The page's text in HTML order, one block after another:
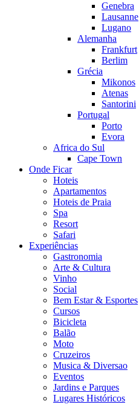
Genebra
Lausanne
Lugano
Alemanha
Frankfurt
Berlim
Grécia
Mikonos
Atenas
Santorini
Portugal
Porto
Evora
Africa do Sul
Cape Town
Onde Ficar
Hoteis
Apartamentos
Hoteis de Praia
Spa
Resort
Safari
Experiências
Gastronomia
Arte & Cultura
Vinho
Social
Bem Estar & Esportes
Cursos
Bicicleta
Balão
Moto
Cruzeiros
Musica & Diversao
Eventos
Jardins e Parques
Lugares Históricos